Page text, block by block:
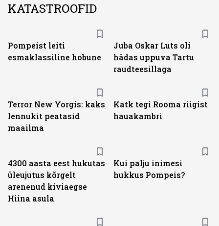
KATASTROOFID
Pompeist leiti
esmaklassiline hobune
Juba Oskar Luts oli
hädas uppuva Tartu
raudteesillaga
Terror New Yorgis: kaks
lennukit peatasid
maailma
Katk tegi Rooma riigist
hauakambri
4300 aasta eest hukutas
üleujutus kõrgelt
arenenud kiviaegse
Hiina asula
Kui palju inimesi
hukkus Pompeis?